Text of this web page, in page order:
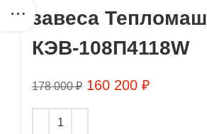
завеса Тепломаш
КЭВ-108П4118W
178 000₽ 160 200 ₽